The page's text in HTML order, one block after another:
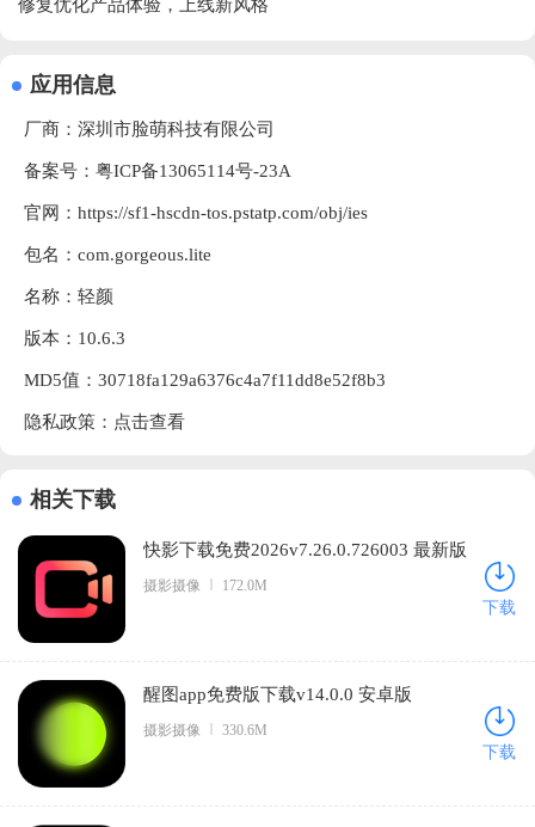
修复优化产品体验，上线新风格
应用信息
厂商： 深圳市脸萌科技有限公司
备案号：粤ICP备13065114号-23A
官网： https://sf1-hscdn-tos.pstatp.com/obj/ies
包名：com.gorgeous.lite
名称：轻颜
版本：10.6.3
MD5值：30718fa129a6376c4a7f11dd8e52f8b3
隐私政策： 点击查看
相关下载
快影下载免费2026v7.26.0.726003 最新版
摄影摄像 172.0M
下载
醒图app免费版下载v14.0.0 安卓版
摄影摄像 330.6M
下载